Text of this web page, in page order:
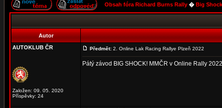
Obsah fóra Richard Burns Rally � Big
Autor
AUTOKLUB ČR
Založen: 09. 05. 2020
Příspěvky: 24
Předmět: 2. Online Lak Racing Rallye Plzeň 2022
Pátý závod BIG SHOCK! MMČR v Online Rally 2022